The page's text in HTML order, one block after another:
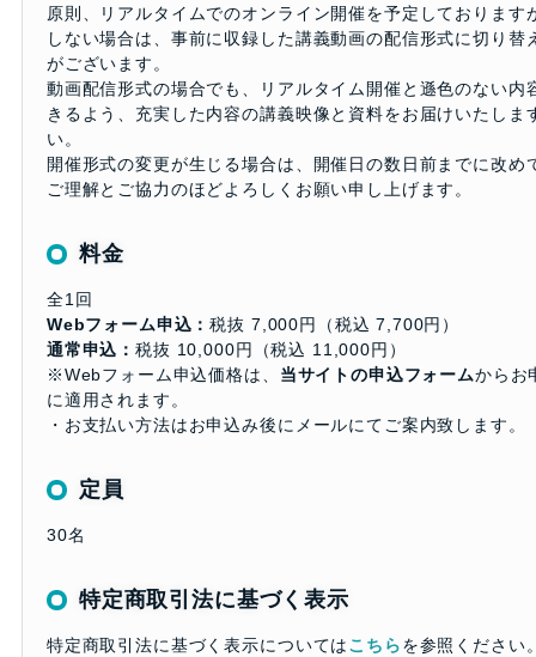
原則、リアルタイムでのオンライン開催を予定しております
しない場合は、事前に収録した講義動画の配信形式に切り替
がございます。
動画配信形式の場合でも、リアルタイム開催と遜色のない内
きるよう、充実した内容の講義映像と資料をお届けいたしま
い。
開催形式の変更が生じる場合は、開催日の数日前までに改め
ご理解とご協力のほどよろしくお願い申し上げます。
料金
全1回
Webフォーム申込：税抜 7,000円（税込 7,700円）
通常申込：税抜 10,000円（税込 11,000円）
※Webフォーム申込価格は、 当サイトの申込フォームからお
に適用されます。
・お支払い方法はお申込み後にメールにてご案内致します。
定員
30名
特定商取引法に基づく表示
特定商取引法に基づく表示についてはこちらを参照ください